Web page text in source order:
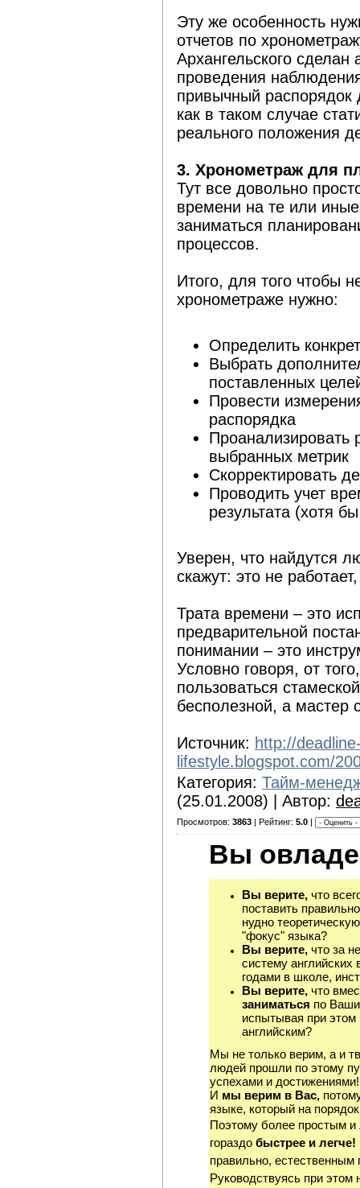
Эту же особенность
отчетов по
Архангельского
проведения
привычный распорядок
как в таком случае
реального положения
3. Хронометраж для
Тут все довольно
времени на те или
заниматься
процессов.
Итого, для того чтобы
хронометраже нужно:
Определить
Выбрать
поставленных
Провести
распорядка
Проанализировать
выбранных метрик
Скорректировать
Проводить учет
результата (хотя
Уверен, что найдутся
скажут: это не
Трата времени – это
предварительной
понимании – это
Условно говоря, от
пользоваться
бесполезной, а мастер
Источник: http://
lifestyle.blogspot.com/
Категория: Тайм-
(25.01.2008) | Автор:
Просмотров: 3863 | Рейтинг: 5.0
Вы
Вы верите, что
поставить
нудно
"фокус" языка?
Вы верите, что за
систему
годами в школе,
Вы верите, что
заниматься по
испытывая при этом
английским?
Мы не только верим, а и
людей прошли по этому
успехами и достижениями!
И мы верим в Вас,
языке, который на
Поэтому более простым
гораздо быстрее и легче!
правильно, естественным
Руководствуясь при